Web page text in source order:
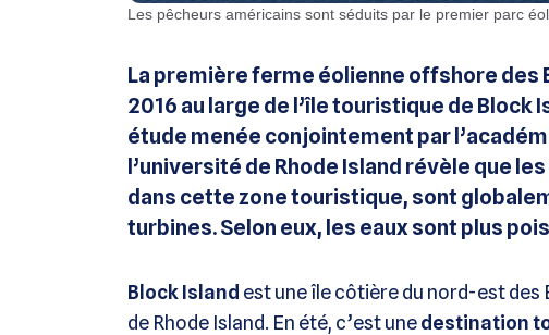
Les pêcheurs américains sont séduits par le premier parc
La première ferme éolienne offshore
2016 au large de l’île touristique de Block
étude menée conjointement par
l’université de Rhode Island révèle que
dans cette zone touristique, sont
turbines. Selon eux, les eaux sont plus
Block Island est une île côtière du nord-est des
de Rhode Island. En été, c’est unedestination